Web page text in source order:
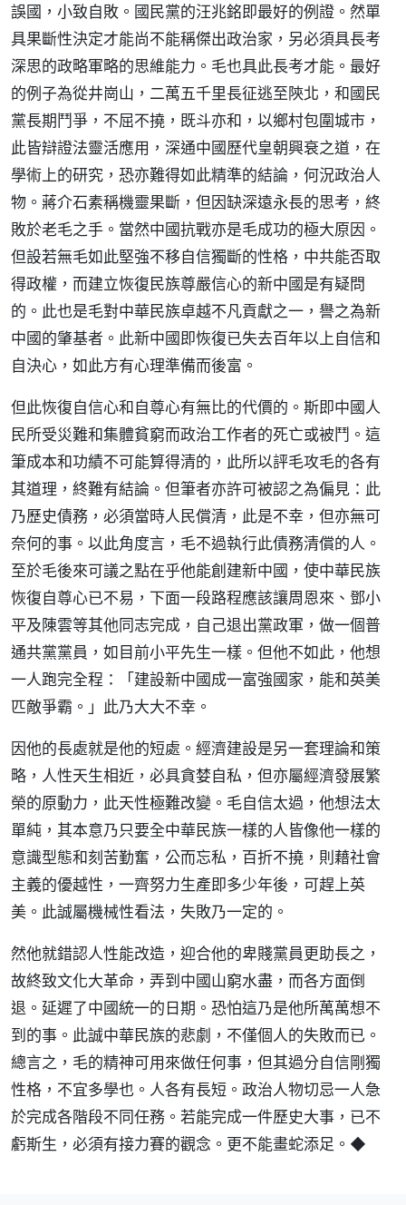
誤國，小致自敗。國民黨的汪兆銘即最好的例證。然單
具果斷性決定才能尚不能稱傑出政治家，另必須具長考
深思的政略軍略的思維能力。毛也具此長考才能。最好
的例子為從井崗山，二萬五千里長征逃至陝北，和國民
黨長期鬥爭，不屈不撓，既斗亦和，以鄉村包圍城市，
此皆辯證法靈活應用，深通中國歷代皇朝興衰之道，在
學術上的研究，恐亦難得如此精準的結論，何況政治人
物。蔣介石素稱機靈果斷，但因缺深遠永長的思考，終
敗於老毛之手。當然中國抗戰亦是毛成功的極大原因。
但設若無毛如此堅強不移自信獨斷的性格，中共能否取
得政權，而建立恢復民族尊嚴信心的新中國是有疑問
的。此也是毛對中華民族卓越不凡貢獻之一，譽之為新
中國的肇基者。此新中國即恢復已失去百年以上自信和
自決心，如此方有心理準備而後富。
但此恢復自信心和自尊心有無比的代價的。斯即中國人
民所受災難和集體貧窮而政治工作者的死亡或被鬥。這
筆成本和功績不可能算得清的，此所以評毛攻毛的各有
其道理，終難有結論。但筆者亦許可被認之為偏見：此
乃歷史債務，必須當時人民償清，此是不幸，但亦無可
奈何的事。以此角度言，毛不過執行此債務清償的人。
至於毛後來可議之點在乎他能創建新中國，使中華民族
恢復自尊心已不易，下面一段路程應該讓周恩來、鄧小
平及陳雲等其他同志完成，自己退出黨政軍，做一個普
通共黨黨員，如目前小平先生一樣。但他不如此，他想
一人跑完全程：「建設新中國成一富強國家，能和英美
匹敵爭霸。」此乃大大不幸。
因他的長處就是他的短處。經濟建設是另一套理論和策
略，人性天生相近，必具貪婪自私，但亦屬經濟發展繁
榮的原動力，此天性極難改變。毛自信太過，他想法太
單純，其本意乃只要全中華民族一樣的人皆像他一樣的
意識型態和刻苦勤奮，公而忘私，百折不撓，則藉社會
主義的優越性，一齊努力生產即多少年後，可趕上英
美。此誠屬機械性看法，失敗乃一定的。
然他就錯認人性能改造，迎合他的卑賤黨員更助長之，
故終致文化大革命，弄到中國山窮水盡，而各方面倒
退。延遲了中國統一的日期。恐怕這乃是他所萬萬想不
到的事。此誠中華民族的悲劇，不僅個人的失敗而已。
總言之，毛的精神可用來做任何事，但其過分自信剛獨
性格，不宜多學也。人各有長短。政治人物切忌一人急
於完成各階段不同任務。若能完成一件歷史大事，已不
虧斯生，必須有接力賽的觀念。更不能畫蛇添足。◆